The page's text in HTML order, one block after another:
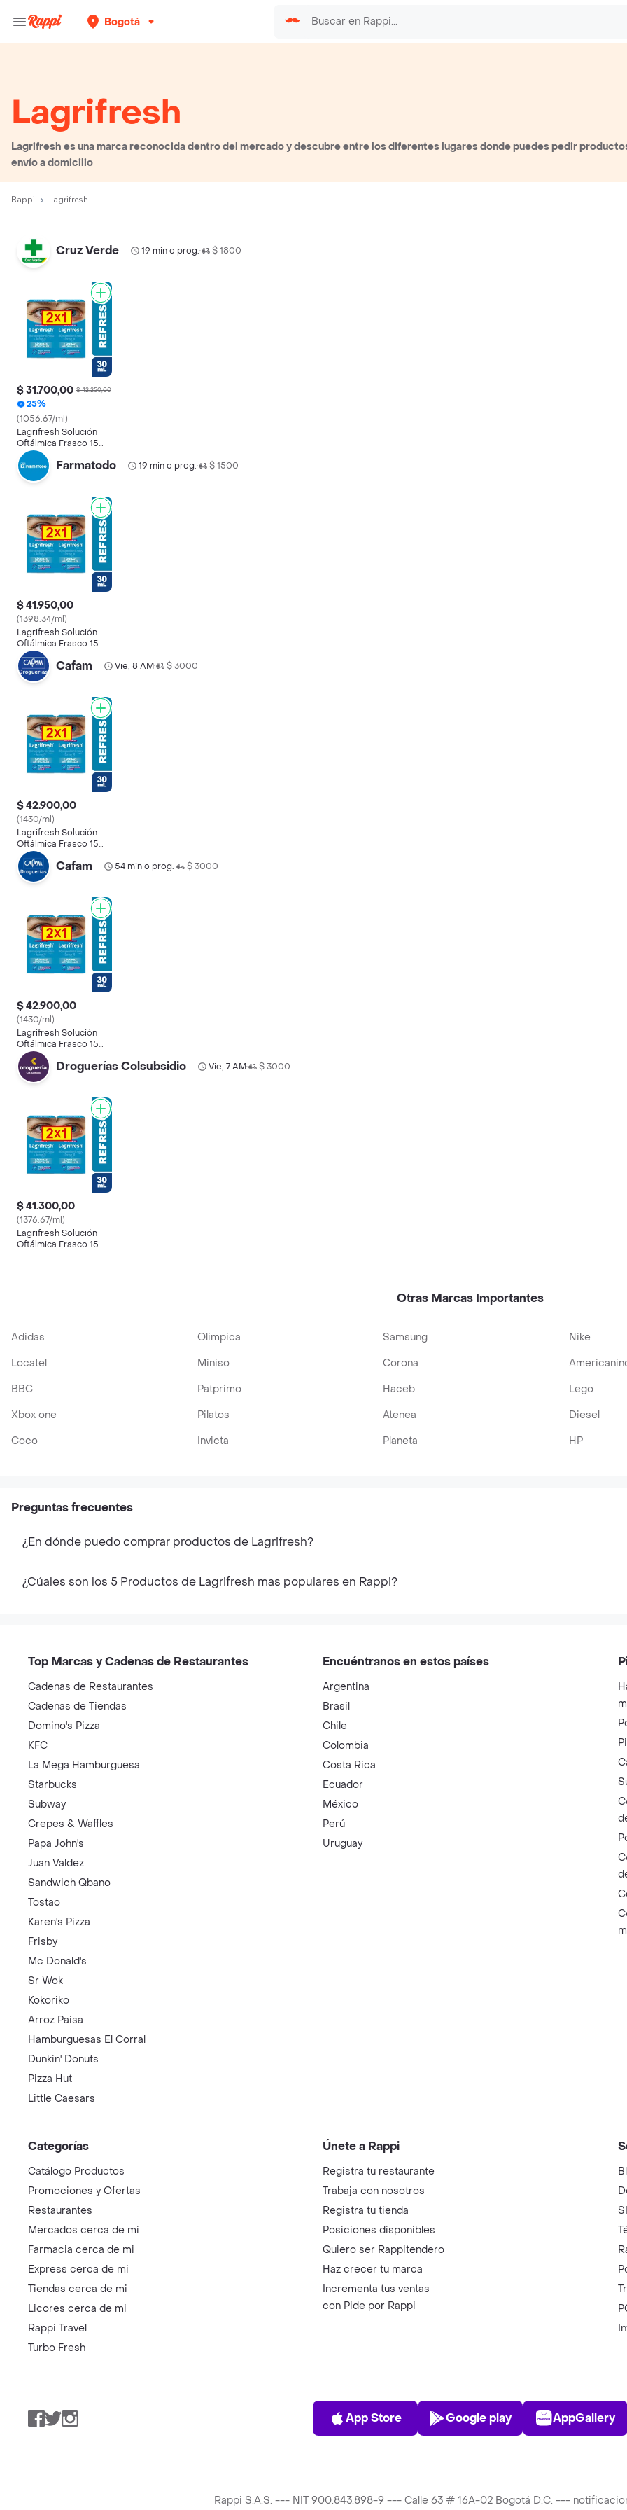
Bogotá
Lagrifresh
Lagrifresh es una marca reconocida dentro del mercado y descubre entre los diferentes lugares donde puedes pedir
envío a domicilio
Rappi Lagrifresh
Cruz Verde 19 min o prog.• $ 1800
$ 31.700,00 $ 42.250,00
25%
(1056.67/ml)
Lagrifresh Solución
Oftálmica Frasco 15
mL Pague 1 Lleve 2
Farmatodo 19 min o prog.• $ 1500
$ 41.950,00
(1398.34/ml)
Lagrifresh Solución
Oftálmica Frasco 15
mL Pague 1 Lleve 2
Cafam Vie, 8 AM• $ 3000
$ 42.900,00
(1430/ml)
Lagrifresh Solución
Oftálmica Frasco 15
mL Pague 1 Lleve 2
Cafam 54 min o prog.• $ 3000
$ 42.900,00
(1430/ml)
Lagrifresh Solución
Oftálmica Frasco 15
mL Pague 1 Lleve 2
Droguerías Colsubsidio Vie, 7 AM• $ 3000
$ 41.300,00
(1376.67/ml)
Lagrifresh Solución
Oftálmica Frasco 15
Otras Marcas Importantes
Adidas Olimpica Samsung Nike
Locatel
Miniso Corona
BBC
Patprimo Haceb Lego
Xbox one
Pilatos Atenea Diesel
Coco
Invicta Planeta HP
Preguntas frecuentes
¿En dónde puedo comprar productos de Lagrifresh?
¿Cúales son los 5 Productos de Lagrifresh mas populares en Rappi?
Top Marcas y Cadenas de Restaurantes
Cadenas de Restaurantes
Cadenas de Tiendas
Domino's Pizza
KFC
La Mega Hamburguesa
Starbucks
Subway
Crepes & Waffles
Papa John's
Juan Valdez
Sandwich Qbano
Tostao
Karen's Pizza
Frisby
Mc Donald's
Sr Wok
Kokoriko
Arroz Paisa
Hamburguesas El Corral
Dunkin' Donuts
Pizza Hut
Little Caesars
Encuéntranos en estos países
Argentina
Brasil
Chile
Colombia
Costa Rica
Ecuador
México
Perú
Uruguay
Categorías
Catálogo Productos
Promociones y Ofertas
Restaurantes
Mercados cerca de mi
Farmacia cerca de mi
Express cerca de mi
Tiendas cerca de mi
Licores cerca de mi
Rappi Travel
Turbo Fresh
Únete a Rappi
Registra tu restaurante
Trabaja con nosotros
Registra tu tienda
Posiciones disponibles
Quiero ser Rappitendero
Haz crecer tu marca
Incrementa tus ventas
con Pide por Rappi
Facebook
TwitterInstagram
App Store
App Store
Play Store
Google play AppGallery
Rappi S.A.S. --- NIT 900.843.898-9 --- Calle 63 # 16A-02 Bogotá D.C. ---